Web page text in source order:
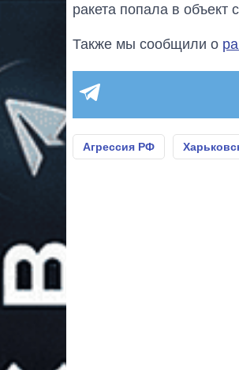
ракета попала в объект
Также мы сообщили о
Агрессия РФ